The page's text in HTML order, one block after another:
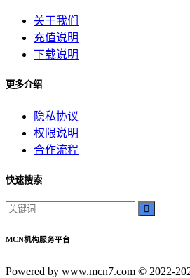
关于我们
充值说明
下载说明
更多介绍
隐私协议
权限说明
合作流程
快速搜索
MCN机构服务平台
Powered by www.mcn7.com © 2022-